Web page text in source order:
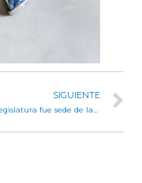
SIGUIENTE